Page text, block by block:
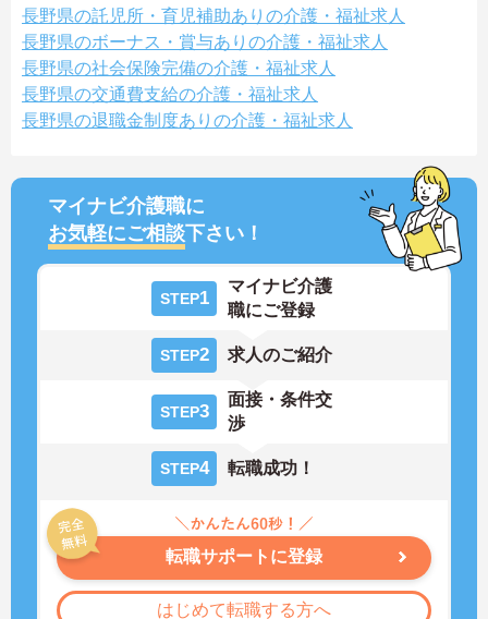
長野県の託児所・育児補助ありの介護・福祉求人
長野県のボーナス・賞与ありの介護・福祉求人
長野県の社会保険完備の介護・福祉求人
長野県の交通費支給の介護・福祉求人
長野県の退職金制度ありの介護・福祉求人
マイナビ介護職に
お気軽にご相談下さい！
STEP1
マイナビ介護
職にご登録
STEP2 求人のご紹介
STEP3
面接・条件交
渉
STEP4 転職成功！
転職サポートに登録
はじめて転職する方へ